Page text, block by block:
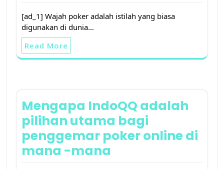
[ad_1] Wajah poker adalah istilah yang biasa
digunakan di dunia…
Read More
Mengapa IndoQQ adalah
pilihan utama bagi
penggemar poker online di
mana -mana